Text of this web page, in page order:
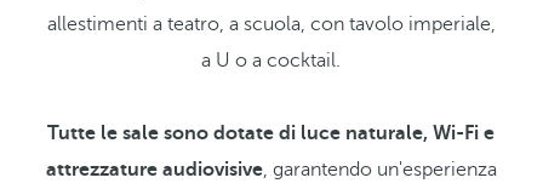
allestimenti a teatro, a scuola, con tavolo imperiale,
a U o a cocktail.
Tutte le sale sono dotate di luce naturale, Wi-Fi e
attrezzature audiovisive, garantendo un'esperienza